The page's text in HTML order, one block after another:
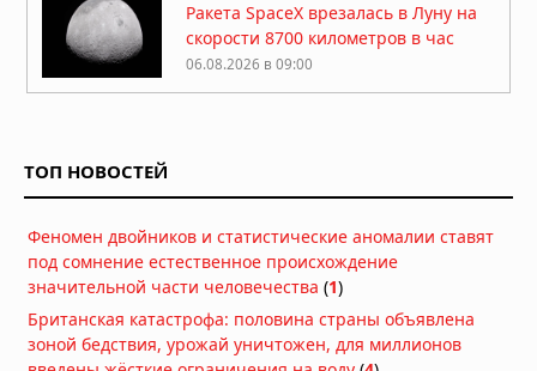
Ракета SpaceX врезалась в Луну на
скорости 8700 километров в час
06.08.2026 в 09:00
ответа на главную загадку Красной
планеты
04.08.2026 в 11:13
Астероиды: не хаос, а порядок,
выстроенный за миллиарды лет
ТОП НОВОСТЕЙ
Феномен двойников и статистические аномалии ставят
под сомнение естественное происхождение
значительной части человечества (1)
Британская катастрофа: половина страны объявлена
зоной бедствия, урожай уничтожен, для миллионов